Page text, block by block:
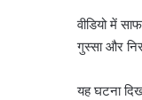
वीडियो में
गुस्सा और
यह घटना